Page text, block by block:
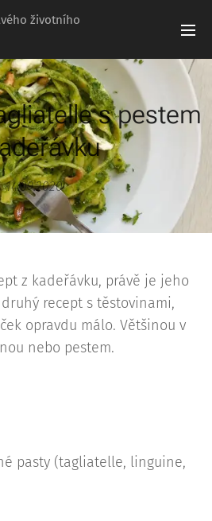
životního
s pestem
14.09.2020
z kadeřávku, právě je jeho
recept s těstovinami,
opravdu málo. Většinou v
nebo pestem.
pasty (tagliatelle, linguine,